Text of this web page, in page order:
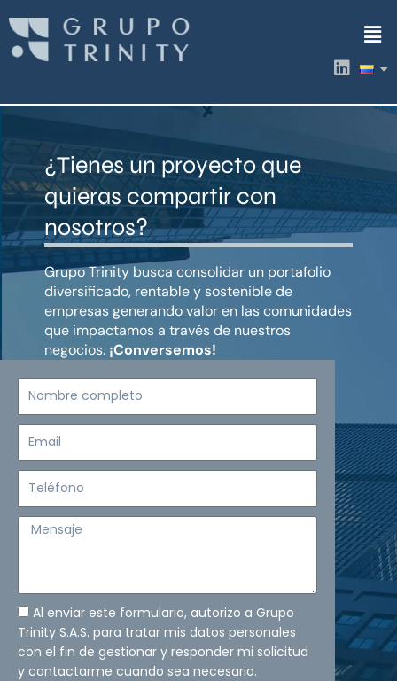
contenido
L
i
k
i
¿Tienes un proyecto que
quieras compartir con
nosotros?
Grupo Trinity busca consolidar un portafolio
diversificado, rentable y sostenible de
empresas generando valor en las comunidades
que impactamos a través de nuestros
negocios. ¡Conversemos!
Mensaje
Al enviar este formulario, autorizo a Grupo
Trinity S.A.S. para tratar mis datos personales
con el fin de gestionar y responder mi solicitud
y contactarme cuando sea necesario.